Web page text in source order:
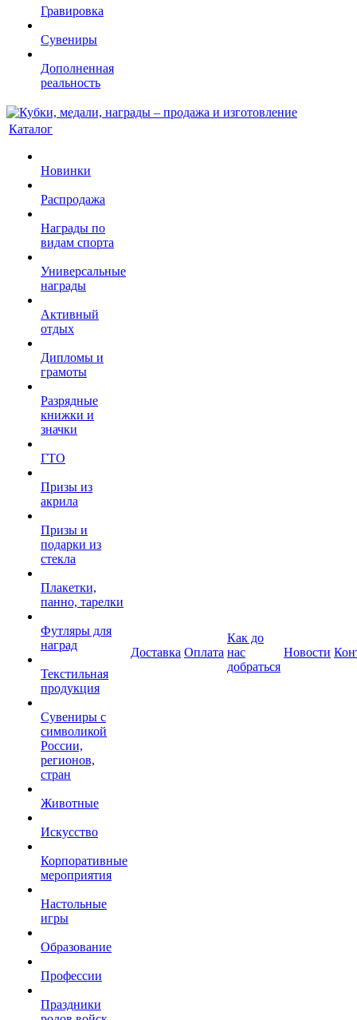
Гравировка
Сувениры
Дополненная
реальность
Каталог
Новинки
Распродажа
Награды по
видам спорта
Универсальные
награды
Активный
отдых
Дипломы и
грамоты
Разрядные
книжки и
значки
ГТО
Призы из
акрила
Призы и
подарки из
стекла
Плакетки,
панно, тарелки
Футляры для
наград
Текстильная
продукция
Сувениры с
символикой
России,
регионов,
стран
Животные
Искусство
Корпоративные
мероприятия
Настольные
игры
Образование
Профессии
Праздники
Доставка Оплата
Как до
нас
добраться
Новости